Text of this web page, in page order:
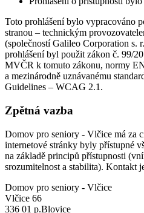
Toto prohlášení bylo vypracováno
stranou – technickým
(společností Galileo Corporation s.
prohlášení byl použit zákon č. 99/
MVČR k tomuto zákonu, normy
a mezinárodně uznávanému
Guidelines – WCAG 2.1.
Zpětná vazba
Domov pro seniory - Vlčice má za
internetové stránky byly přístupné
na základě principů přístupnosti
srozumitelnost a stabilita). Kontakt
Domov pro seniory - Vlčice
Vlčice 66
336 01 p.Blovice